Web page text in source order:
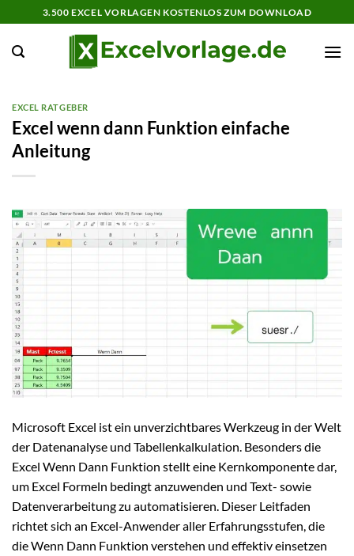
Inhalt
springen
3.500 EXCEL VORLAGEN KOSTENLOS ZUM DOWNLOAD
EXCEL RATGEBER
Excel wenn dann Funktion einfache
Anleitung
Microsoft Excel ist ein unverzichtbares Werkzeug in der Welt
der Datenanalyse und Tabellenkalkulation. Besonders die
Excel Wenn Dann Funktion stellt eine Kernkomponente dar,
um Excel Formeln bedingt anzuwenden und Text- sowie
Datenverarbeitung zu automatisieren. Dieser Leitfaden
richtet sich an Excel-Anwender aller Erfahrungsstufen, die
die Wenn Dann Funktion verstehen und effektiv einsetzen